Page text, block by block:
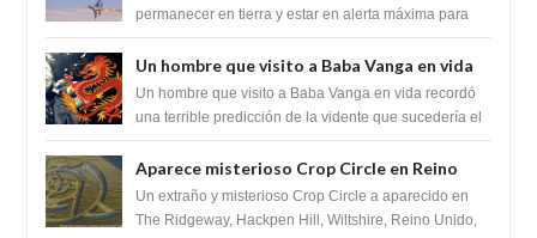
"Caballero Negro"
permanecer en tierra y estar en alerta máxima para
Un hombre que visito a Baba Vanga en vida
recordó la terrible predicción de la vidente
para febrero de 2022.
Un hombre que visito a Baba Vanga en vida recordó
una terrible predicción de la vidente que sucedería el
Aparece misterioso Crop Circle en Reino
Unido 23 de junio 2016
Un extraño y misterioso Crop Circle a aparecido en
The Ridgeway, Hackpen Hill, Wiltshire, Reino Unido,